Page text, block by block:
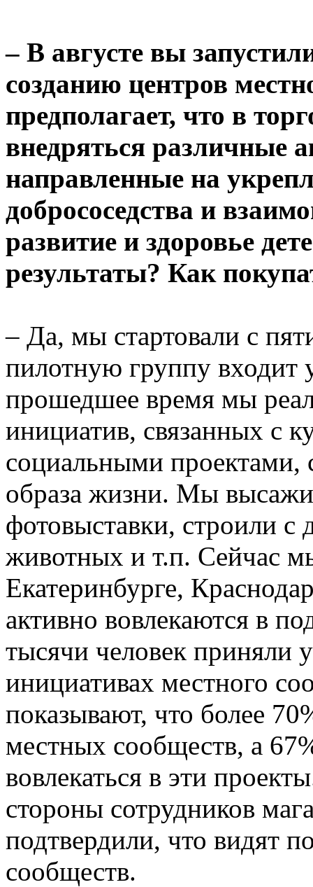
– В августе вы
созданию центров
предполагает, что в
внедряться различные
направленные на
добрососедства и
развитие и здоровье
результаты? Как
– Да, мы стартовали с
пилотную группу входит
прошедшее время мы
инициатив, связанных с
социальными проектами,
образа жизни. Мы
фотовыставки, строили с
животных и т.п. Сейчас
Екатеринбурге,
активно вовлекаются в
тысячи человек приняли
инициативах местного
показывают, что более
местных сообществ, а
вовлекаться в эти
стороны сотрудников
подтвердили, что видят
сообществ.